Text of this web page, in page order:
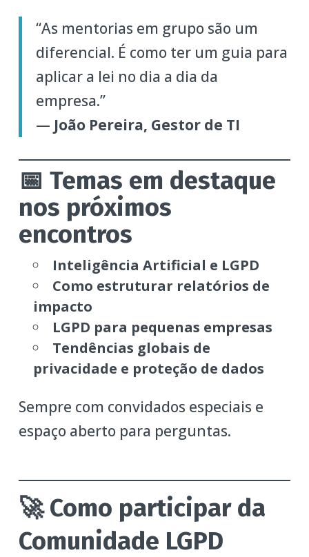
“As mentorias em grupo são um
diferencial. É como ter um guia para
aplicar a lei no dia a dia da
empresa.”
— João Pereira, Gestor de TI
📅 Temas em destaque
nos próximos
encontros
Inteligência Artificial e LGPD
Como estruturar relatórios de
impacto
LGPD para pequenas empresas
Tendências globais de
privacidade e proteção de dados
Sempre com convidados especiais e
espaço aberto para perguntas.
🚀 Como participarda
Comunidade LGPD